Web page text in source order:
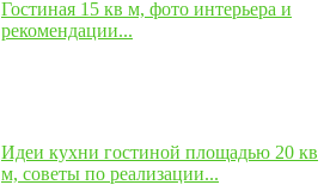
Гостиная 15 кв м, фото интерьера и
рекомендации...
Идеи кухни гостиной площадью 20 кв
м, советы по реализации...